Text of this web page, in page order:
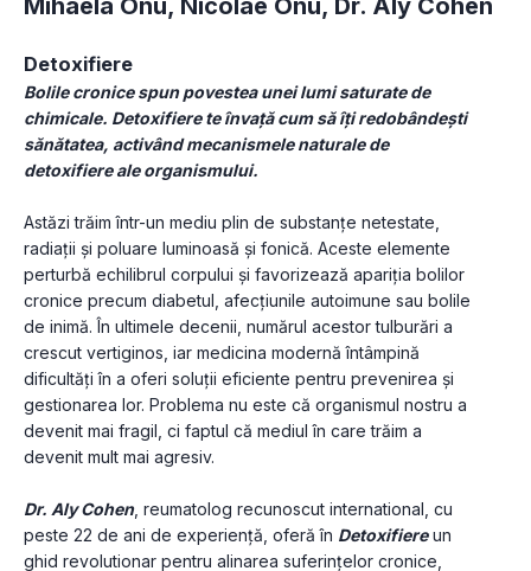
Mihaela Onu, Nicolae Onu, Dr. Aly Cohen
Detoxifiere
Bolile cronice spun povestea unei lumi saturate de
chimicale. Detoxifiere te învaţă cum să îţi redobândeşti
sănătatea, activând mecanismele naturale de
detoxifiere ale organismului.
Astăzi trăim într-un mediu plin de substanțe netestate,
radiații și poluare luminoasă şi fonică. Aceste elemente
perturbă echilibrul corpului şi favorizează apariția bolilor
cronice precum diabetul, afecțiunile autoimune sau bolile
de inimă. În ultimele decenii, numărul acestor tulburări a
crescut vertiginos, iar medicina modernă întâmpină
dificultăţi în a oferi soluţii eficiente pentru prevenirea și
gestionarea lor. Problema nu este că organismul nostru a
devenit mai fragil, ci faptul că mediul în care trăim a
devenit mult mai agresiv.
Dr. Aly Cohen, reumatolog recunoscut international, cu
peste 22 de ani de experienţă, oferă în Detoxifiere un
ghid revolutionar pentru alinarea suferinţelor cronice,